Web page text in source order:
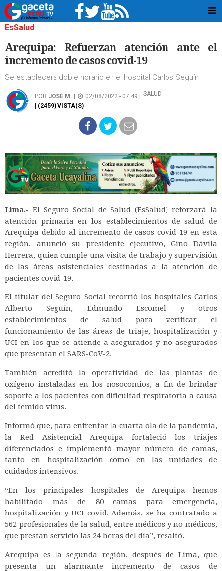
EsSalud
Arequipa: Refuerzan atención ante el
incremento de casos covid-19
Se establecerá doble horario en el hospital Carlos Seguín
POR JOSÉ M. 02/08/2022 - 07:49 |
SALUD
| (2459) VISTA(S)
Lima.- El Seguro Social de Salud (EsSalud) reforzará la
atención primaria en los establecimientos de salud de
Arequipa debido al incremento de casos covid-19 en esta
región, anunció su presidente ejecutivo, Gino Dávila
Herrera, quien cumple una visita de trabajo y supervisión
de las áreas asistenciales destinadas a la atención de
pacientes covid-19.
El titular del Seguro Social recorrió los hospitales Carlos
Alberto Seguín, Edmundo Escomel y otros
establecimientos de salud para verificar el
funcionamiento de las áreas de triaje, hospitalización y
UCI en los que se atiende a asegurados y no asegurados
que presentan el SARS-CoV-2.
También acreditó la operatividad de las plantas de
oxígeno instaladas en los nosocomios, a fin de brindar
soporte a los pacientes con dificultad respiratoria a causa
del temido virus.
Informó que, para enfrentar la cuarta ola de la pandemia,
la Red Asistencial Arequipa fortaleció los triajes
diferenciados e implementó mayor número de camas,
tanto en hospitalización como en las unidades de
cuidados intensivos.
“En los principales hospitales de Arequipa hemos
habilitado más de 80 camas para emergencia,
hospitalización y UCI covid. Además, se ha contratado a
562 profesionales de la salud, entre médicos y no médicos,
que prestan servicio las 24 horas del día”, resaltó.
Arequipa es la segunda región, después de Lima, que
presenta un alarmante incremento de casos de